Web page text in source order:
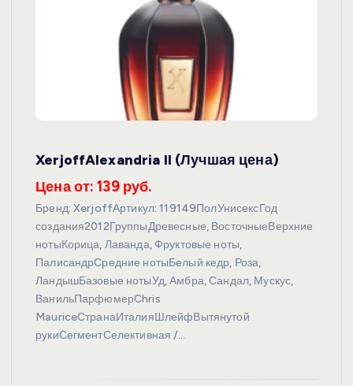
XerjoffAlexandria II (Лучшая цена)
Цена от: 139 руб.
Бренд: XerjoffАртикул: 119149ПолУнисексГод
создания2012ГруппыДревесные, ВосточныеВерхние
нотыКорица, Лаванда, Фруктовые ноты,
ПалисандрСредние нотыБелый кедр, Роза,
ЛандышБазовые нотыУд, Амбра, Сандал, Мускус,
ВанильПарфюмерChris
MauriceСтранаИталияШлейфВытянутой
рукиСегментСелективная /…